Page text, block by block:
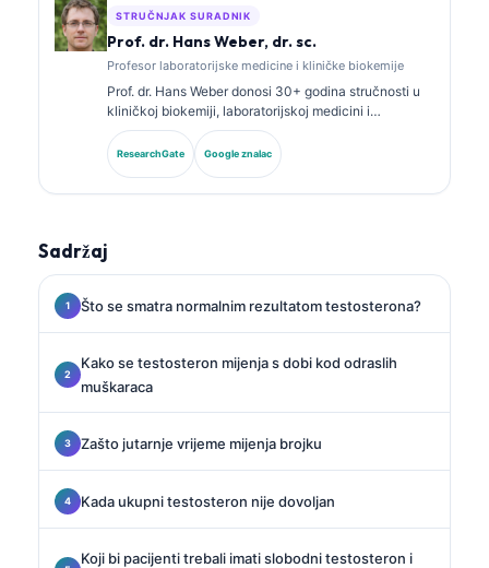
STRUČNJAK SURADNIK
Prof. dr. Hans Weber, dr. sc.
Profesor laboratorijske medicine i kliničke biokemije
Prof. dr. Hans Weber donosi 30+ godina stručnosti u
kliničkoj biokemiji, laboratorijskoj medicini i
istraživanju biomarkera. Bivši predsjednik Njemačkog
društva za kliničku kemiju, specijalizirao se za
analizu dijagnostičkih panela, standardizaciju
ResearchGate Google znalac
Sadržaj
Što se smatra normalnim rezultatom testosterona?
Kako se testosteron mijenja s dobi kod odraslih
muškaraca
Zašto jutarnje vrijeme mijenja brojku
Kada ukupni testosteron nije dovoljan
Koji bi pacijenti trebali imati slobodni testosteron i